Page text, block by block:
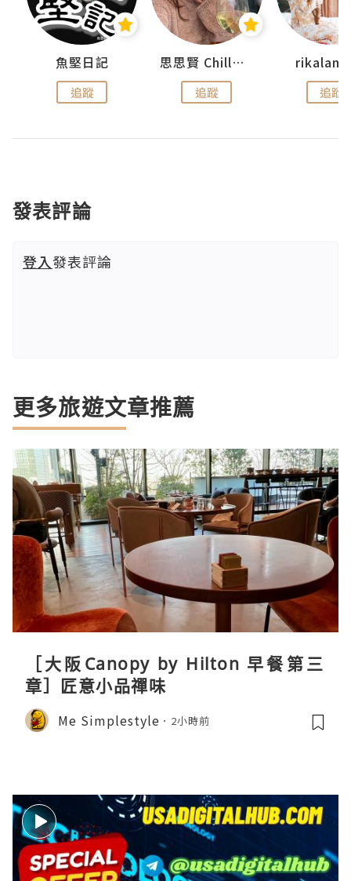
魚堅日記
追蹤
思思賢 ChillMyBabe
追蹤 追蹤
發表評論
登入發表評論
更多旅遊文章推薦
［大阪Canopy by Hilton 早餐第三
章］匠意小品禪味
Me Simplestyle 2小時前